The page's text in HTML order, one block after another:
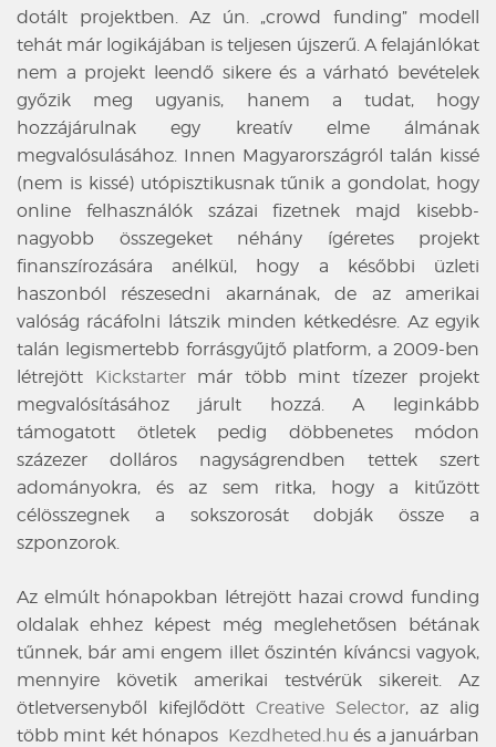
dotált projektben. Az ún. „crowd funding” modell
tehát már logikájában is teljesen újszerű. A felajánlókat
nem a projekt leendő sikere és a várható bevételek
győzik meg ugyanis, hanem a tudat, hogy
hozzájárulnak egy kreatív elme álmának
megvalósulásához. Innen Magyarországról talán kissé
(nem is kissé) utópisztikusnak tűnik a gondolat, hogy
online felhasználók százai fizetnek majd kisebb-
nagyobb összegeket néhány ígéretes projekt
finanszírozására anélkül, hogy a későbbi üzleti
haszonból részesedni akarnának, de az amerikai
valóság rácáfolni látszik minden kétkedésre. Az egyik
talán legismertebb forrásgyűjtő platform, a 2009-ben
létrejött Kickstartermár több mint tízezer projekt
megvalósításához járult hozzá. A leginkább
támogatott ötletek pedig döbbenetes módon
százezer dolláros nagyságrendben tettek szert
adományokra, és az sem ritka, hogy a kitűzött
célösszegnek a sokszorosát dobják össze a
szponzorok.
Az elmúlt hónapokban létrejött hazai crowd funding
oldalak ehhez képest még meglehetősen bétának
tűnnek, bár ami engem illet őszintén kíváncsi vagyok,
mennyire követik amerikai testvérük sikereit. Az
ötletversenyből kifejlődött Creative Selector, az alig
több mint két hónapos Kezdheted.hu és a januárban